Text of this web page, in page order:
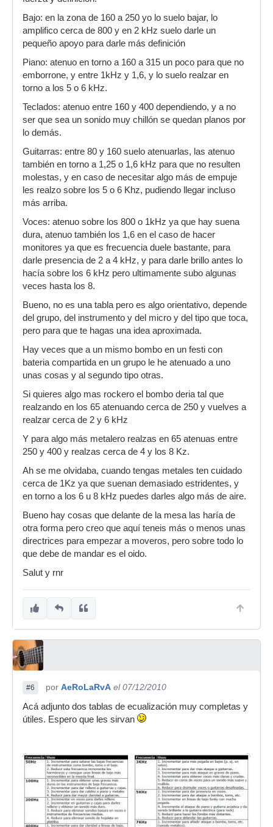
Bajo: en la zona de 160 a 250 yo lo suelo bajar, lo
amplifico cerca de 800 y en 2 kHz suelo darle un
pequeño apoyo para darle más definición
Piano: atenuo en torno a 160 a 315 un poco para que no
emborrone, y entre 1kHz y 1,6, y lo suelo realzar en
torno a los 5 o 6 kHz.
Teclados: atenuo entre 160 y 400 dependiendo, y a no
ser que sea un sonido muy chillón se quedan planos por
lo demás.
Guitarras: entre 80 y 160 suelo atenuarlas, las atenuo
también en torno a 1,25 o 1,6 kHz para que no resulten
molestas, y en caso de necesitar algo más de empuje
les realzo sobre los 5 o 6 Khz, pudiendo llegar incluso
más arriba.
Voces: atenuo sobre los 800 o 1kHz ya que hay suena
dura, atenuo también los 1,6 en el caso de hacer
monitores ya que es frecuencia duele bastante, para
darle presencia de 2 a 4 kHz, y para darle brillo antes lo
hacía sobre los 6 kHz pero ultimamente subo algunas
veces hasta los 8.
Bueno, no es una tabla pero es algo orientativo, depende
del grupo, del instrumento y del micro y del tipo que toca,
pero para que te hagas una idea aproximada.
Hay veces que a un mismo bombo en un festi con
bateria compartida en un grupo le he atenuado a uno
unas cosas y al segundo tipo otras.
Si quieres algo mas rockero el bombo deria tal que
realzando en los 65 atenuando cerca de 250 y vuelves a
realzar cerca de 2 y 6 kHz
Y para algo más metalero realzas en 65 atenuas entre
250 y 400 y realzas cerca de 4 y los 8 Kz.
Ah se me olvidaba, cuando tengas metales ten cuidado
cerca de 1Kz ya que suenan demasiado estridentes, y
en torno a los 6 u 8 kHz puedes darles algo más de aire.
Bueno hay cosas que delante de la mesa las haría de
otra forma pero creo que aquí teneis más o menos unas
directrices para empezar a moveros, pero sobre todo lo
que debe de mandar es el oido.
Salut y rnr
#6 por AeRoLaRvA el 07/12/2010
Acá adjunto dos tablas de ecualización muy completas y
útiles. Espero que les sirvan